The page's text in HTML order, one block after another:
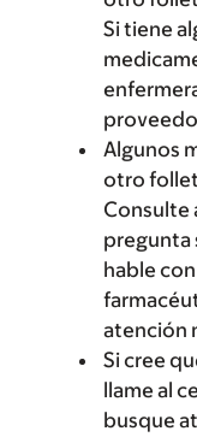
Si tiene
Algunos
otro
Consulte
pregunta
hable
atención
Si cree
llame al
busque